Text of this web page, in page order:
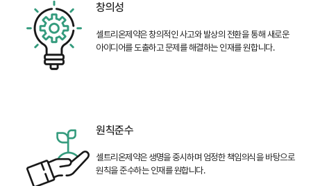
창의성
셀트리온제약은 창의적인 사고와발상의 전환을 통해 새로운
아이디어를 도출하고문제를 해결하는 인재를 원합니다.
원칙준수
셀트리온제약은 생명을중시하며 엄정한 책임의식을바탕으로
원칙을준수하는 인재를 원합니다.